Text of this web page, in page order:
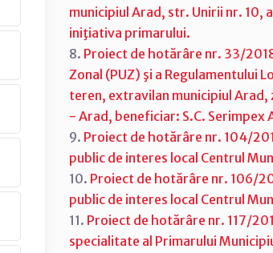
municipiul Arad, str. Unirii nr. 10,
iniţiativa primarului.
8. Proiect de hotărâre nr. 33/
Zonal (PUZ) şi a Regulamentului
teren, extravilan municipiul Arad,
- Arad, beneficiar: S.C.
9. Proiect de hotărâre nr. 104/
public de interes local Centrul
10. Proiect de hotărâre nr. 106/
public de interes local Centrul
11. Proiect de hotărâre nr. 117/
specialitate al Primarului